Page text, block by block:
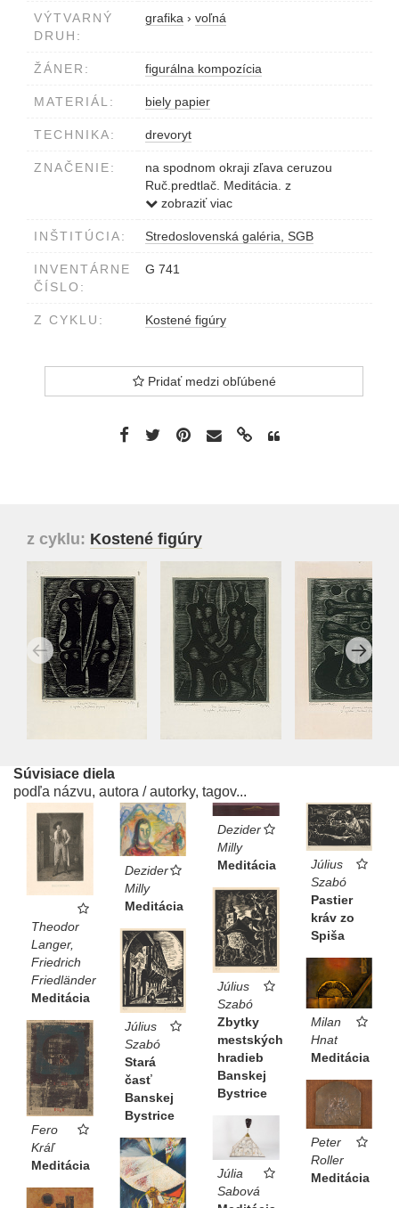
VÝTVARNÝ
DRUH:
grafika › voľná
ŽÁNER: figurálna kompozícia
MATERIÁL: biely papier
TECHNIKA: drevoryt
ZNAČENIE:
na spodnom okraji zľava ceruzou
Ruč.predtlač. Meditácia. z
cyklu:'Kostené figúry'.Szabó 1970.
zobraziť viac
INŠTITÚCIA: Stredoslovenská galéria, SGB
INVENTÁRNE
ČÍSLO:
G 741
Z CYKLU: Kostené figúry
Pridať medzi obľúbené
z cyklu: Kostené figúry
Súvisiace diela
podľa názvu, autora / autorky, tagov...
Theodor
Langer,
Friedrich
Friedländer
Meditácia
Dezider
Milly
Meditácia
Dezider
Milly
Meditácia
Július
Szabó
Pastier
kráv zo
Spiša
Július
Szabó
Zbytky
mestských
hradieb
Banskej
Bystrice
Július
Szabó
Stará
časť
Banskej
Bystrice
Milan
Hnat
Meditácia
Fero
Kráľ
Meditácia
Peter
Roller
Meditácia
Júlia
Sabová